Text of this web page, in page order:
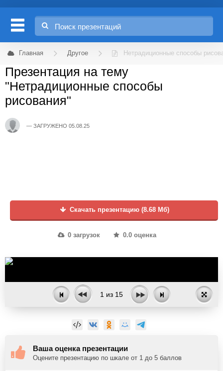
Главная Другое Нетрадиционные способы
Презентация на тему
"Нетрадиционные способы
рисования"
ЗАГРУЖЕНО 05.08.25
Скачать презентацию (8.68 Мб)
0 загрузок 0.0 оценка
1 из 15
Ваша оценка презентации
Оцените презентацию по шкале от 1 до 5 баллов